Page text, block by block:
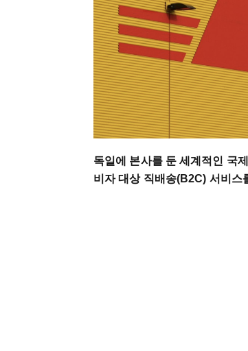
독일에 본사를 둔 세계적인 국
비자 대상 직배송(B2C) 서비스